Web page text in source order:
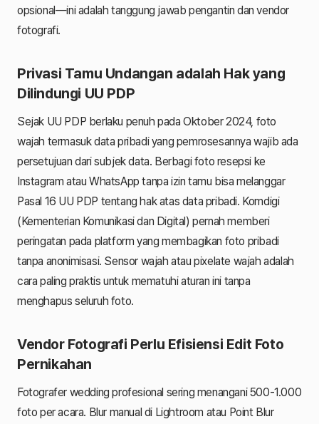
opsional—ini adalah tanggung jawab pengantin dan vendor
fotografi.
Privasi Tamu Undangan adalah Hak yang
Dilindungi UU PDP
Sejak UU PDP berlaku penuh pada Oktober 2024, foto
wajah termasuk data pribadi yang pemrosesannya wajib ada
persetujuan dari subjek data. Berbagi foto resepsi ke
Instagram atau WhatsApp tanpa izin tamu bisa melanggar
Pasal 16 UU PDP tentang hak atas data pribadi. Komdigi
(Kementerian Komunikasi dan Digital) pernah memberi
peringatan pada platform yang membagikan foto pribadi
tanpa anonimisasi. Sensor wajah atau pixelate wajah adalah
cara paling praktis untuk mematuhi aturan ini tanpa
menghapus seluruh foto.
Vendor Fotografi Perlu Efisiensi Edit Foto
Pernikahan
Fotografer wedding profesional sering menangani 500-1.000
foto per acara. Blur manual di Lightroom atau Point Blur